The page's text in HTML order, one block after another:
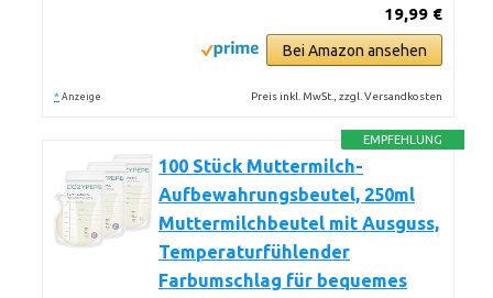
19,99 €
Bei Amazon ansehen
* Anzeige Preis inkl. MwSt., zzgl. Versandkosten
EMPFEHLUNG
100 Stück Muttermilch-
Aufbewahrungsbeutel, 250ml
Muttermilchbeutel mit Ausguss,
Temperaturfühlender
Farbumschlag für bequemes